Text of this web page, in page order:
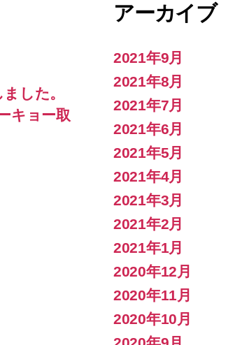
を
実
し
ま
し
た。
へ
した。
キョー取
アーカイブ
2021年9月
2021年8月
2021年7月
2021年6月
2021年5月
2021年4月
2021年3月
2021年2月
2021年1月
2020年12月
2020年11月
2020年10月